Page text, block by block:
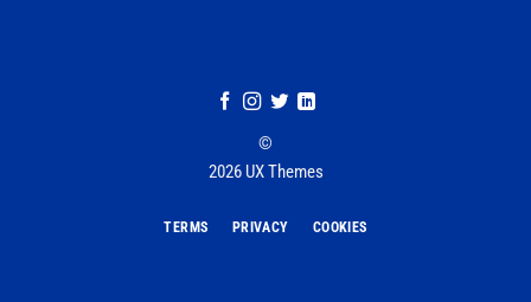
©
2026 UX Themes
TERMS PRIVACY COOKIES